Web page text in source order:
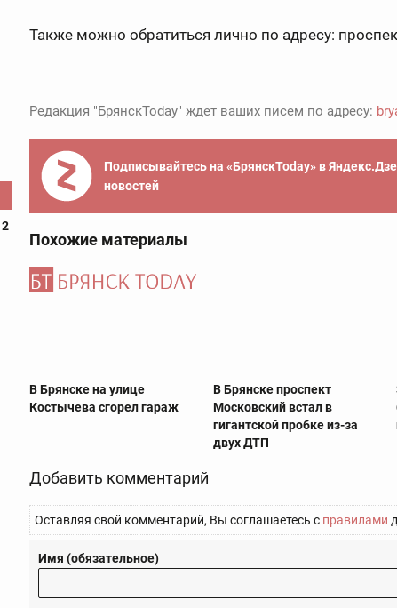
Также можно обратиться лично по адресу:
Редакция "БрянскToday" ждет ваших писем по адресу:
Подписывайтесь на «БрянскToday» в
новостей
Похожие материалы
В Брянске на улице
Костычева сгорел гараж
В Брянске проспект
Московский встал в
гигантской пробке из-за
двух ДТП
Добавить комментарий
Оставляя свой комментарий, Вы соглашаетесь с правилами
Имя (обязательное)